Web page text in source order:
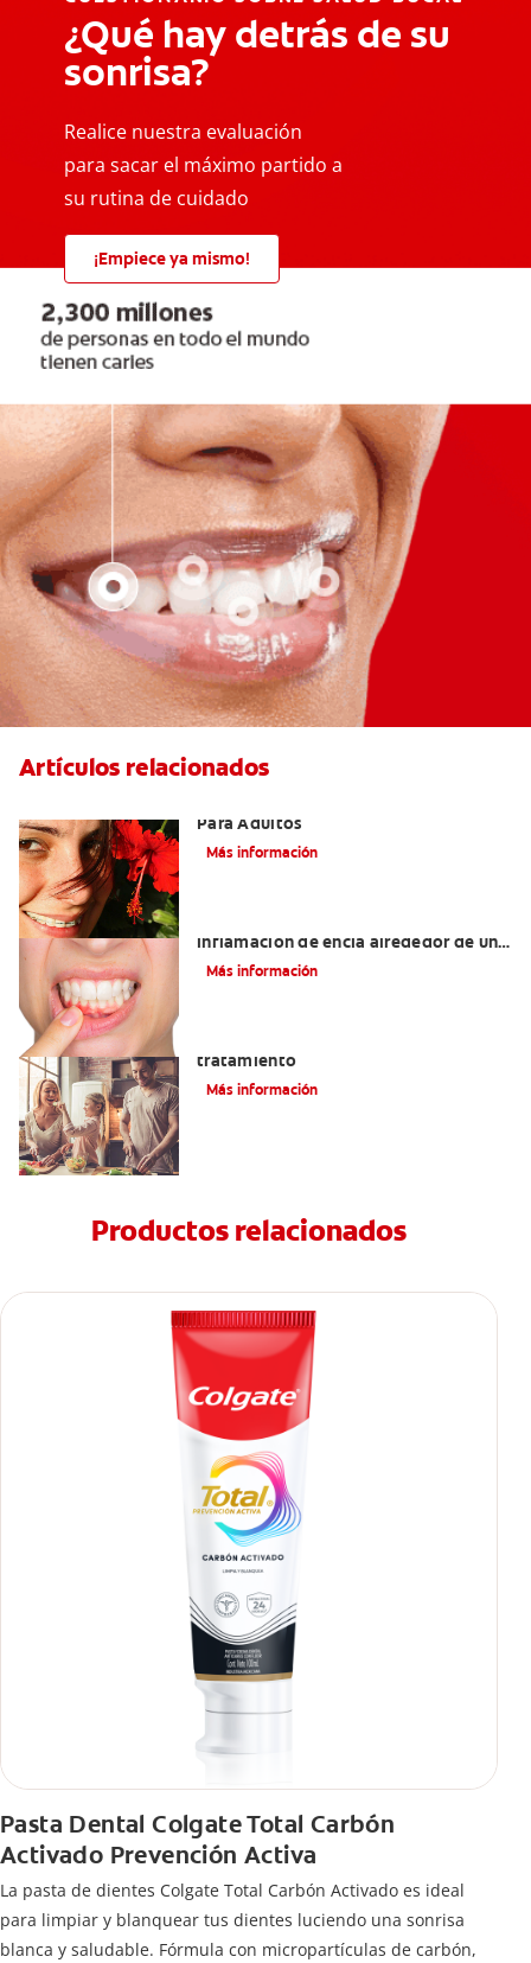
¿Qué hay detrás de su
sonrisa?
Realice nuestra evaluación
para sacar el máximo partido a
su rutina de cuidado
¡Empiece ya mismo!
Artículos relacionados
Para Adultos
Más información
inflamación de encía alrededor de un
diente?
Más información
tratamiento
Más información
Productos relacionados
Pasta Dental Colgate Total Carbón
Activado Prevención Activa
La pasta de dientes Colgate Total Carbón Activado es ideal
para limpiar y blanquear tus dientes luciendo una sonrisa
blanca y saludable. Fórmula con micropartículas de carbón,